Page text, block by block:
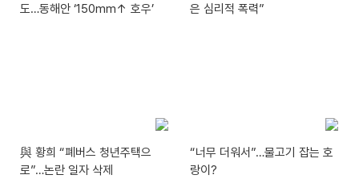
도…동해안 ‘150mm↑ 호우’
은 심리적 폭력”
與 황희 “폐버스 청년주택으
로”…논란 일자 삭제
“너무 더워서”…물고기 잡는 호
랑이?